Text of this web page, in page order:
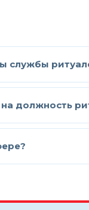
службы
должность